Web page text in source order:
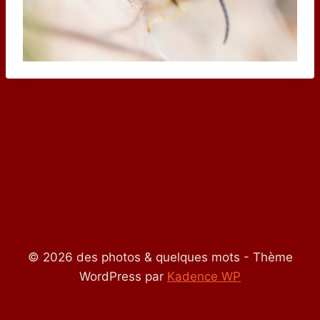
© 2026 des photos & quelques mots - Thème
WordPress par Kadence WP